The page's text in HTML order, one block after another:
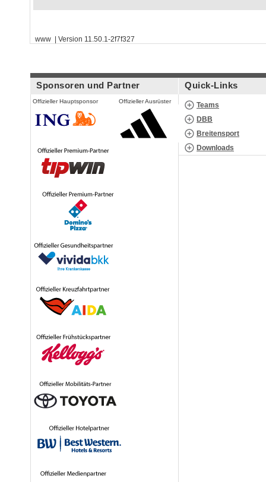
www | Version 11.50.1-2f7f327
Sponsoren und Partner
Offizieller Hauptsponsor Offizieller Ausrüster
Quick-Links
Teams
DBB
Breitensport
Downloads